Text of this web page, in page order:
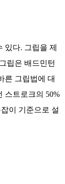
있다. 그립을 제
립은 배드민턴
른 그립법에 대
스트로크의 50%
이 기준으로 설